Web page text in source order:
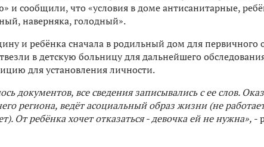
и сообщили, что «условия в доме антисанитарные,
наверняка, голодный».
и ребёнка сначала в родильный дом для первичного
в детскую больницу для дальнейшего
для установления личности.
документов, все сведения записывались с ее слов.
региона, ведёт асоциальный образ жизни (не
От ребёнка хочет отказаться - девочка ей не нужна», -